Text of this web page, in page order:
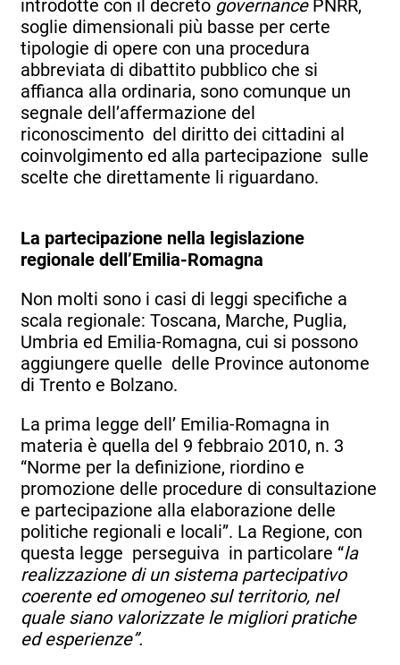
introdotte con il decreto governance PNRR,
soglie dimensionali più basse per certe
tipologie di opere con una procedura
abbreviata di dibattito pubblico che si
affianca alla ordinaria, sono comunque un
segnale dell’affermazione del
riconoscimento del diritto dei cittadini al
coinvolgimento ed alla partecipazione sulle
scelte che direttamente li riguardano.
La partecipazione nella legislazione
regionale dell’Emilia-Romagna
Non molti sono i casi di leggi specifiche a
scala regionale: Toscana, Marche, Puglia,
Umbria ed Emilia-Romagna, cui si possono
aggiungere quelle delle Province autonome
di Trento e Bolzano.
La prima legge dell’ Emilia-Romagna in
materia è quella del 9 febbraio 2010, n. 3
“Norme per la definizione, riordino e
promozione delle procedure di consultazione
e partecipazione alla elaborazione delle
politiche regionali e locali”. La Regione, con
questa legge perseguiva in particolare “la
realizzazione di un sistema partecipativo
coerente ed omogeneo sul territorio, nel
quale siano valorizzate le migliori pratiche
ed esperienze”.